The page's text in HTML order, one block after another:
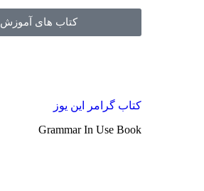
کتاب های آموزش Grammar
کتاب گرامر این یوز
Grammar In Use Book